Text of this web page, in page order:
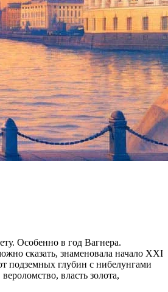
Особенно в год Вагнера.
сказать, знаменовала начало XXI
подземных глубин с нибелунгами
власть золота,